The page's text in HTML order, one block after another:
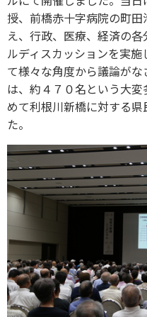
授、前橋赤十字病院の町
え、行政、医療、経済の
ルディスカッションを実
て様々な角度から議論が
は、約４７０名という大
めて利根川新橋に対する
た。